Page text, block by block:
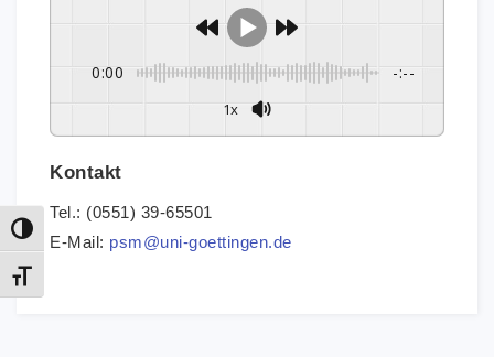
Umschalten auf hohe Kontraste
Schrift vergrößern
0:00 -:--
1x
Kontakt
Tel.: (0551) 39-65501
E-Mail: psm@uni-goettingen.de